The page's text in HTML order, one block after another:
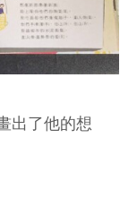
出了他的想